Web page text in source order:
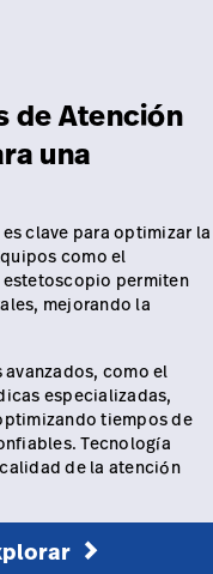
de Atención
una
clave para optimizar la
como el
permiten
mejorando la
como el
especializadas,
tiempos de
Tecnología
de la atención